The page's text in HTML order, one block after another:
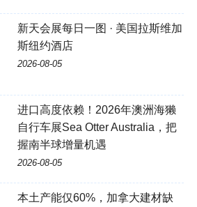
新天会展每日一图 · 美国拉斯维加
斯纽约酒店
2026-08-05
进口高度依赖！2026年澳洲海獭
自行车展Sea Otter Australia，把
握南半球增量机遇
2026-08-05
本土产能仅60%，加拿大建材缺